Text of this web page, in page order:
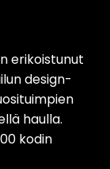
erikoistunut
design-
haulla.
kodin